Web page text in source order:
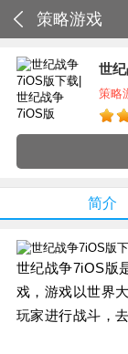
策略游戏
世
策略
简介
世纪战争7iOS版
戏，游戏以世界
玩家进行战斗，